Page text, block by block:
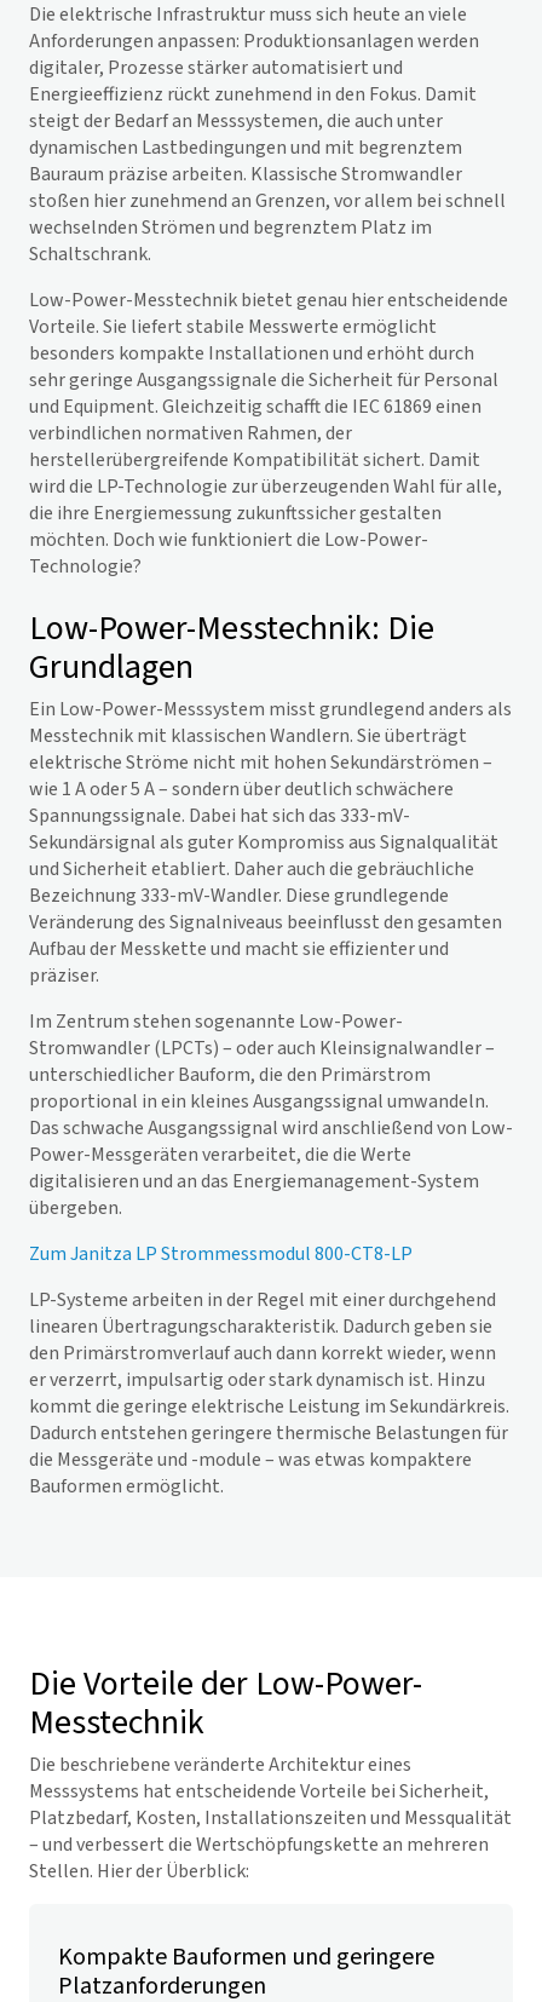
Die elektrische Infrastruktur muss sich heute an viele
Anforderungen anpassen: Produktionsanlagen werden
digitaler, Prozesse stärker automatisiert und
Energieeffizienz rückt zunehmend in den Fokus. Damit
steigt der Bedarf an Messsystemen, die auch unter
dynamischen Lastbedingungen und mit begrenztem
Bauraum präzise arbeiten. Klassische Stromwandler
stoßen hier zunehmend an Grenzen, vor allem bei schnell
wechselnden Strömen und begrenztem Platz im
Schaltschrank.
Low-Power-Messtechnik bietet genau hier entscheidende
Vorteile. Sie liefert stabile Messwerte ermöglicht
besonders kompakte Installationen und erhöht durch
sehr geringe Ausgangssignale die Sicherheit für Personal
und Equipment. Gleichzeitig schafft die IEC 61869 einen
verbindlichen normativen Rahmen, der
herstellerübergreifende Kompatibilität sichert. Damit
wird die LP-Technologie zur überzeugenden Wahl für alle,
die ihre Energiemessung zukunftssicher gestalten
möchten. Doch wie funktioniert die Low-Power-
Technologie?
Low-Power-Messtechnik: Die
Grundlagen
Ein Low-Power-Messsystem misst grundlegend anders als
Messtechnik mit klassischen Wandlern. Sie überträgt
elektrische Ströme nicht mit hohen Sekundärströmen –
wie 1 A oder 5 A – sondern über deutlich schwächere
Spannungssignale. Dabei hat sich das 333-mV-
Sekundärsignal als guter Kompromiss aus Signalqualität
und Sicherheit etabliert. Daher auch die gebräuchliche
Bezeichnung 333-mV-Wandler. Diese grundlegende
Veränderung des Signalniveaus beeinflusst den gesamten
Aufbau der Messkette und macht sie effizienter und
präziser.
Im Zentrum stehen sogenannte Low-Power-
Stromwandler (LPCTs) – oder auch Kleinsignalwandler –
unterschiedlicher Bauform, die den Primärstrom
proportional in ein kleines Ausgangssignal umwandeln.
Das schwache Ausgangssignal wird anschließend von Low-
Power-Messgeräten verarbeitet, die die Werte
digitalisieren und an das Energiemanagement-System
übergeben.
Zum Janitza LP Strommessmodul 800-CT8-LP
LP-Systeme arbeiten in der Regel mit einer durchgehend
linearen Übertragungscharakteristik. Dadurch geben sie
den Primärstromverlauf auch dann korrekt wieder, wenn
er verzerrt, impulsartig oder stark dynamisch ist. Hinzu
kommt die geringe elektrische Leistung im Sekundärkreis.
Dadurch entstehen geringere thermische Belastungen für
die Messgeräte und -module – was etwas kompaktere
Bauformen ermöglicht.
Die Vorteile der Low-Power-
Messtechnik
Die beschriebene veränderte Architektur eines
Messsystems hat entscheidende Vorteile bei Sicherheit,
Platzbedarf, Kosten, Installationszeiten und Messqualität
– und verbessert die Wertschöpfungskette an mehreren
Stellen. Hier der Überblick:
Kompakte Bauformen und geringere
Platzanforderungen